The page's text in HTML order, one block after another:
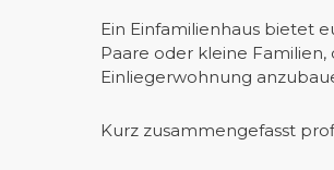
Ein Einfamilienhaus bietet
Paare oder kleine
Einliegerwohnung
Kurz zusammengefasst